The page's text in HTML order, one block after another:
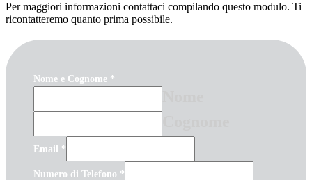
Per maggiori informazioni contattaci compilando questo modulo. Ti
ricontatteremo quanto prima possibile.
Nome e Cognome *
Email *
Numero di Telefono *